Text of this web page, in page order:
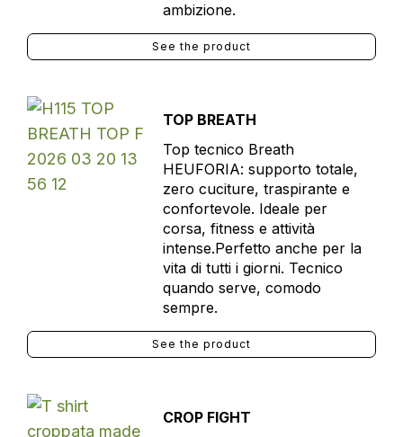
ambizione.
See the product
TOP BREATH
Top tecnico Breath
HEUFORIA: supporto totale,
zero cuciture, traspirante e
confortevole. Ideale per
corsa, fitness e attività
intense.Perfetto anche per la
vita di tutti i giorni. Tecnico
quando serve, comodo
sempre.
See the product
CROP FIGHT